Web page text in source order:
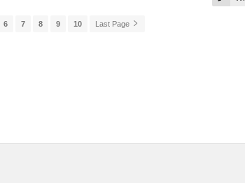
6 7 8 9 10 Last Page